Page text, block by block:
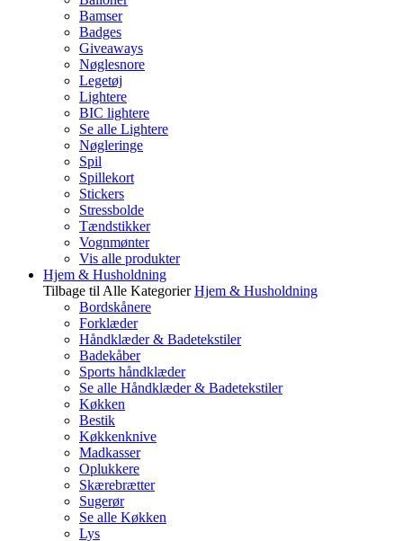
Bamser
Badges
Giveaways
Nøglesnore
Legetøj
Lightere
BIC lightere
Se alle Lightere
Nøgleringe
Spil
Spillekort
Stickers
Stressbolde
Tændstikker
Vognmønter
Vis alle produkter
Hjem & Husholdning
Tilbage til Alle Kategorier Hjem & Husholdning
Bordskånere
Forklæder
Håndklæder & Badetekstiler
Badekåber
Sports håndklæder
Se alle Håndklæder & Badetekstiler
Køkken
Bestik
Køkkenknive
Madkasser
Oplukkere
Skærebrætter
Sugerør
Se alle Køkken
Lys